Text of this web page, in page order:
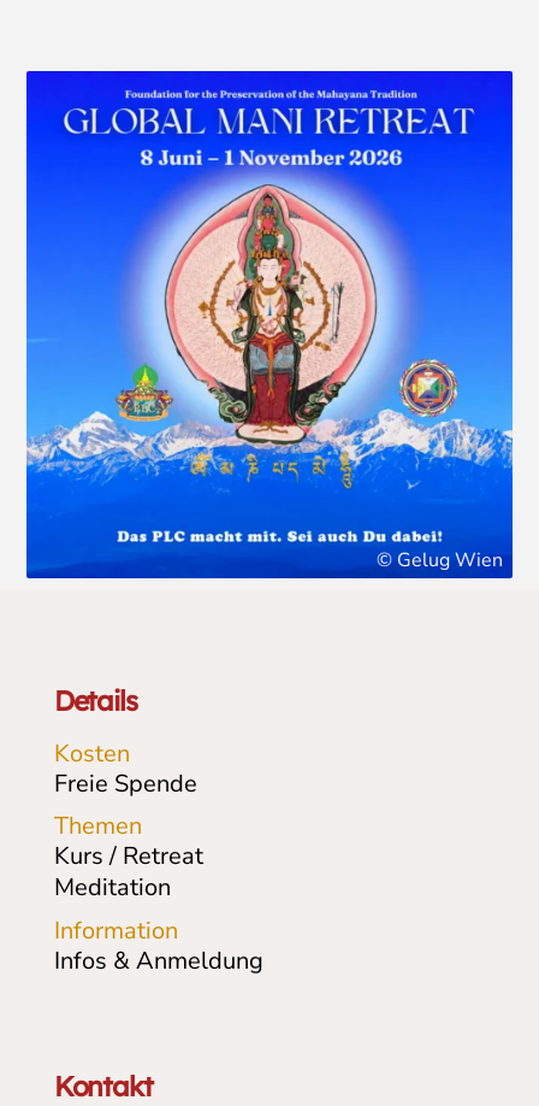
© Gelug Wien
Details
Kosten
Freie Spende
Themen
Kurs / Retreat
Meditation
Information
Infos & Anmeldung
Kontakt